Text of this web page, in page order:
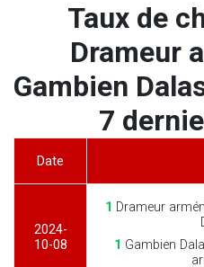
Taux de
Drameur
Gambien
7
Date
2024-
10-08
1 Drameur
1 Gambien